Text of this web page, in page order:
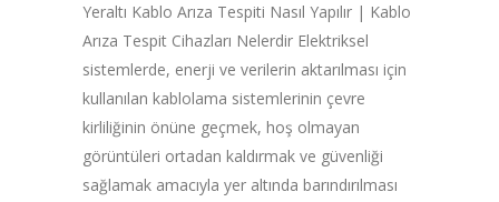
Yeraltı Kablo Arıza Tespiti Nasıl Yapılır | Kablo
Arıza Tespit Cihazları Nelerdir Elektriksel
sistemlerde, enerji ve verilerin aktarılması için
kullanılan kablolama sistemlerinin çevre
kirliliğinin önüne geçmek, hoş olmayan
görüntüleri ortadan kaldırmak ve güvenliği
sağlamak amacıyla yer altında barındırılması